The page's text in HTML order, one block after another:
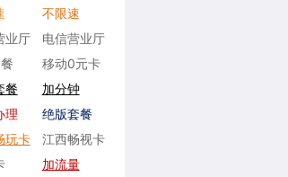
不限速
业厅
电信营业厅
移动0元卡
餐
加分钟
理
绝版套餐
玩卡
江西畅视卡
加流量